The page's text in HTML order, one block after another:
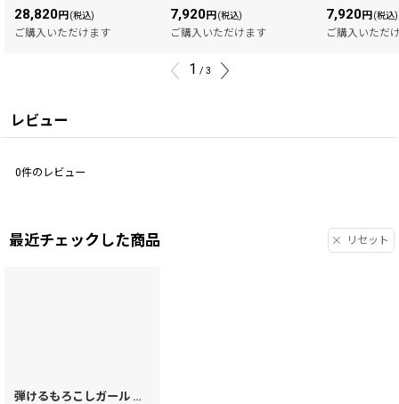
28,820円 (税込)
ご購入いただけます
7,920円 (税込)
ご購入いただけます
7,920円 (税込)
ご購入いただ
1 / 3
レビュー
0件のレビュー
最近チェックした商品 リセット
弾けるもろこしガール リップも入るハートまちの小物入れ（金唐柄）